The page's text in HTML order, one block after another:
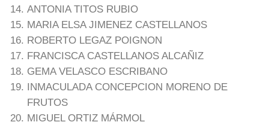
ANTONIA TITOS RUBIO
MARIA ELSA JIMENEZ CASTELLANOS
ROBERTO LEGAZ POIGNON
FRANCISCA CASTELLANOS ALCAÑIZ
GEMA VELASCO ESCRIBANO
INMACULADA CONCEPCION MORENO DE
FRUTOS
MIGUEL ORTIZ MÁRMOL